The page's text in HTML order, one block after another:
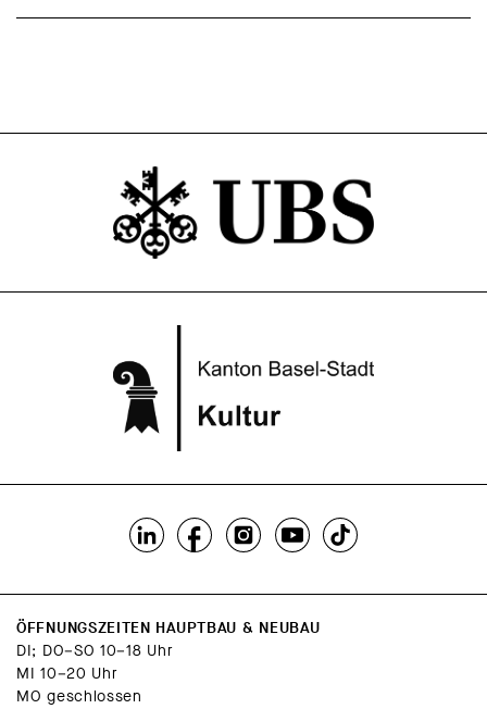
ÖFFNUNGSZEITEN HAUPTBAU & NEUBAU
DI; DO–SO 10–18 Uhr
MI 10–20 Uhr
MO geschlossen